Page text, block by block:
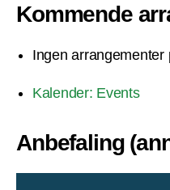
Kommende
Ingen arrangementer
Kalender: Events
Anbefaling